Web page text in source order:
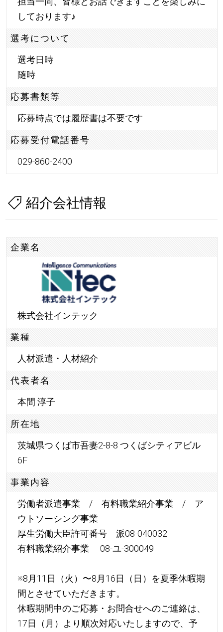
しております♪
選考について
選考日時
随時
応募書類等
応募時点では履歴書は不要です
応募受付電話番号
029-860-2400
紹介会社情報
企業名
株式会社インテック
業種
人材派遣・人材紹介
代表者名
本間 淳子
所在地
茨城県つくば市吾妻2-8-8 つくばシティアビル
6F
事業内容
労働者派遣事業 / 有料職業紹介事業 / ア
ウトソーシング事業
厚生労働大臣許可番号 派08-040032
有料職業紹介事業 08-ユ-300049
※8月11日（火）〜8月16日（日）を夏季休暇期
間とさせていただきます。
休暇期間中のご応募・お問合せへのご連絡は、
17日（月）より順次対応いたしますので、予